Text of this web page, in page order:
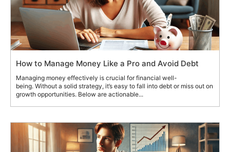
How to Manage Money Like a Pro and Avoid Debt
Managing money effectively is crucial for financial well-
being. Without a solid strategy, it’s easy to fall into debt or miss out on
growth opportunities. Below are actionable...